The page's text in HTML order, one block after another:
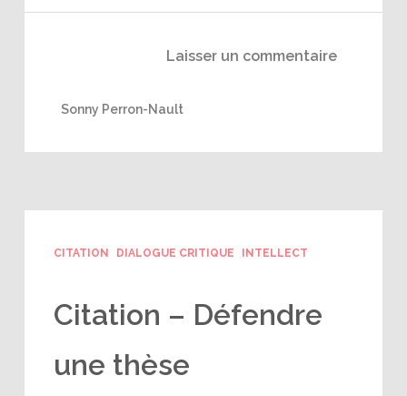
Laisser un commentaire
Sonny Perron-Nault
CITATION DIALOGUE CRITIQUE INTELLECT
Citation – Défendre
une thèse